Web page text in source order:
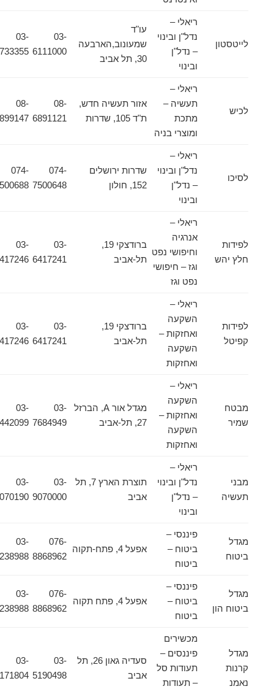
לייטסטון
ריאלי –
נדל"ן ובינוי
– נדל"ן
ובינוי
שמעונוב,הארבעה
6111000
6733355
לכיש
ריאלי –
תעשיה –
מתכת
ומוצרי בניה
אזור תעשיה חדש,
08-
6891121
6899147
לסיכו
ריאלי –
נדל"ן ובינוי
– נדל"ן
ובינוי
שדרות ירושלים
074-
7500648
074-
7500688
לפידות
חלץ יהש
ריאלי –
אנרגיה
וחיפושי נפט
וגז – חיפושי
נפט וגז
ברודצקי 19,
תל-אביב
6417241
6417246
לפידות
קפיטל
ריאלי –
השקעה
ואחזקות –
השקעה
ואחזקות
ברודצקי 19,
תל-אביב
6417241
6417246
מבטח
שמיר
ריאלי –
השקעה
ואחזקות –
השקעה
ואחזקות
מגדל אור A, הברזל
03-
7684949
6442099
מבני
תעשיה
ריאלי –
נדל"ן ובינוי
– נדל"ן
ובינוי
תוצרת הארץ 7, תל
אביב
03-
9070000
9070190
מגדל
ביטוח
פיננסי –
ביטוח –
ביטוח
אפעל 4, פתח-תקוה
076-
8868962
9238988
מגדל
ביטוח הון
פיננסי –
ביטוח –
ביטוח
אפעל 4, פתח תקוה
076-
8868962
9238988
מגדל
קרנות
נאמנ
מכשירים
פיננסים –
תעודות סל
– תעודות
סעדיה גאון 26, תל
אביב
03-
5190498
5171804